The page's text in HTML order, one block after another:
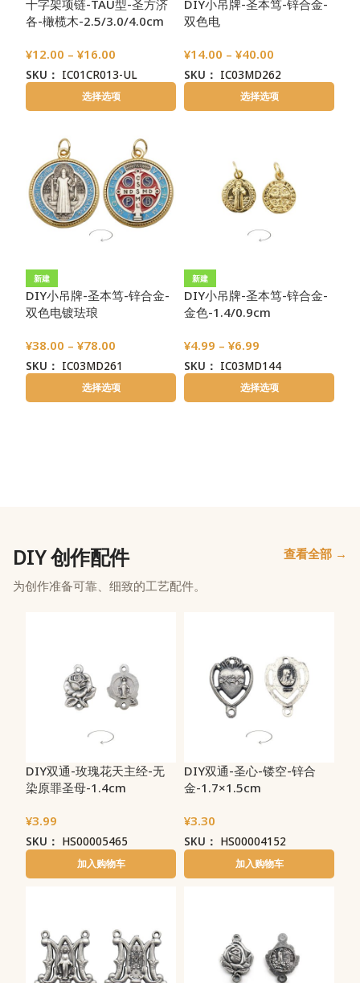
十字架项链-TAU型-圣方济
各-橄榄木-2.5/3.0/4.0cm
¥12.00 – ¥16.00
SKU： IC01CR013-UL
选择选项
DIY小吊牌-圣本笃-锌合金-
双色电
¥14.00 – ¥40.00
SKU： IC03MD262
选择选项
新建
DIY小吊牌-圣本笃-锌合金-
双色电镀珐琅
¥38.00 – ¥78.00
SKU： IC03MD261
选择选项
新建
DIY小吊牌-圣本笃-锌合金-
金色-1.4/0.9cm
¥4.99 – ¥6.99
SKU： IC03MD144
选择选项
DIY 创作配件
为创作准备可靠、细致的工艺配件。
查看全部 →
DIY双通-玫瑰花天主经-无
染原罪圣母-1.4cm
¥3.99
SKU： HS00005465
加入购物车
DIY双通-圣心-镂空-锌合
金-1.7×1.5cm
¥3.30
SKU： HS00004152
加入购物车